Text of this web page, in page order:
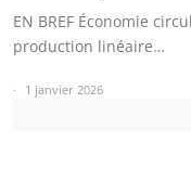
EN BREF Économie
production linéaire…
1 janvier 2026